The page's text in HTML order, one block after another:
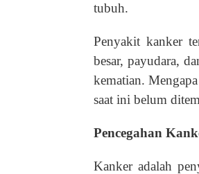
tubuh.
Penyakit kanker
besar, payudara,
kematian.
saat ini belum
Pencegahan
Kanker adalah